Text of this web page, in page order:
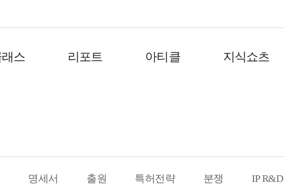
스 리포트 아티클 지식쇼츠
명세서 출원 특허전략 분쟁 IP R&D